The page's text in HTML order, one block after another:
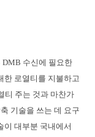
DMB 수신에 필요한
한 로열티를 지불하고
티 주는 것과 마찬가
기술을 쓰는 데 요구
이 대부분 국내에서